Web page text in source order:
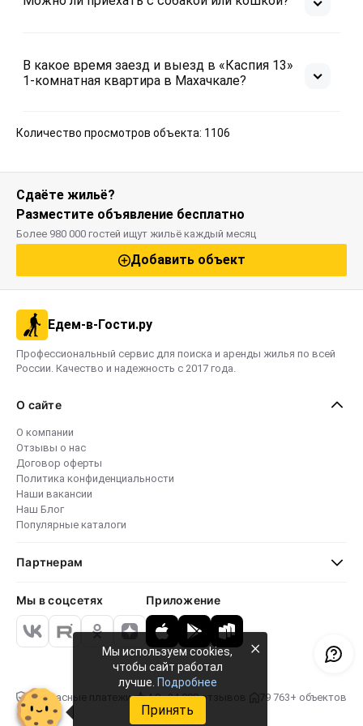
В какое время заезд и выезд в «Каспия 13»
1-комнатная квартира в Махачкале?
Количество просмотров объекта: 1106
Сдаёте жильё?
Разместите объявление бесплатно
Более 980 000 гостей ищут жильё каждый месяц
Добавить объект
Едем-в-Гости.ру
Профессиональный сервис для поиска и аренды жилья по всей
России. Качество и надежность с 2017 года.
О сайте
О компании
Отзывы о нас
Договор оферты
Политика конфиденциальности
Наши вакансии
Наш Блог
Популярные каталоги
Партнерам
Мы в соцсетях Приложение
Безопасные платежи 4.8 · 24 000 отзывов 79 763+ объектов
Мы используем cookies,
чтобы сайт работал
лучше. Подробнее
×
Принять